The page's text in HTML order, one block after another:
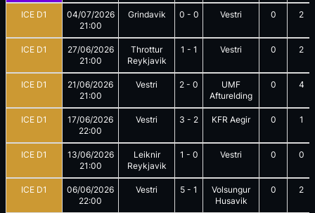
ICE D1
04/07/2026
21:00
Grindavik 0 - 0 Vestri 0 2
ICE D1
27/06/2026
21:00
Throttur
Reykjavik
1 - 1 Vestri 0 2
ICE D1
21/06/2026
21:00
Vestri 2 - 0
UMF
Afturelding
0 4
ICE D1
17/06/2026
22:00
Vestri 3 - 2 KFR Aegir 0 1
ICE D1
13/06/2026
21:00
Leiknir
Reykjavik
1 - 0 Vestri 0 0
ICE D1
06/06/2026
22:00
Vestri 5 - 1
Volsungur
Husavik
0 2